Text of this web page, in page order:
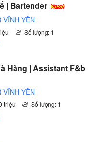
| Bartender
VĨNH YÊN
Số lượng: 1
Hàng | Assistant F&b
VĨNH YÊN
triệu Số lượng: 1